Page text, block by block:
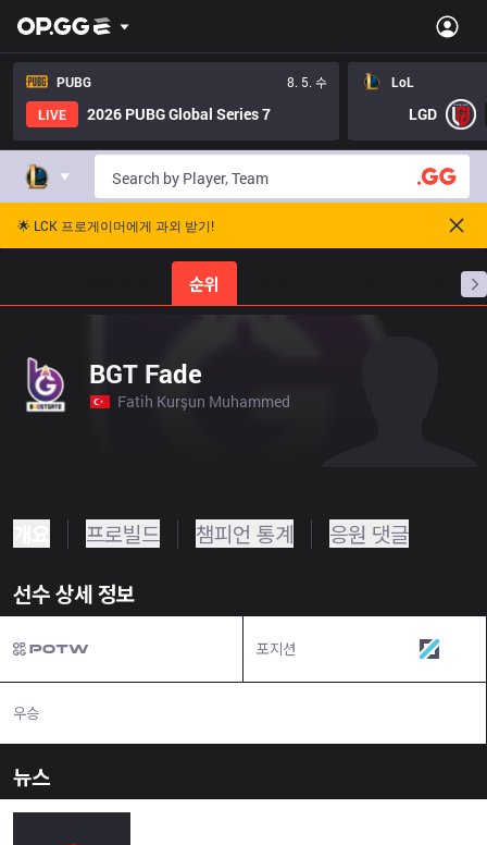
PUBG
8. 5. 수
LIVE
2026 PUBG Global Series 7
LoL
LGD
🌟 LCK 프로게이머에게 과외 받기!
순위 프로빌
BGT Fade
Fatih Kurşun Muhammed
프로빌드 챔피언 통계 응원 댓글
선수 상세 정보
포지션
우승
뉴스